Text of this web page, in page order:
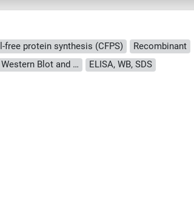
free protein synthesis (CFPS)
Recombinant
approximately 70-80 % as determined by SDS PAGE, Western Blot and analytical SEC (HPLC).
ELISA, WB, SDS